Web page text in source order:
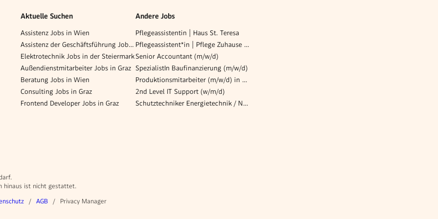
Aktuelle Suchen
Assistenz Jobs in Wien
Assistenz der Geschäftsführung Jobs in Wien
Elektrotechnik Jobs in der Steiermark
Außendienstmitarbeiter Jobs in Graz
Beratung Jobs in Wien
Consulting Jobs in Graz
Frontend Developer Jobs in Graz
Andere Jobs
Pflegeassistentin | Haus St. Teresa
Pflegeassistent*in | Pflege Zuhause Korneuburg
Senior Accountant (m/w/d)
SpezialistIn Baufinanzierung (m/w/d)
Produktionsmitarbeiter (m/w/d) in der Halbleiterindustrie
2nd Level IT Support (w/m/d)
Schutztechniker Energietechnik / Netzschutz (w/m/d)
hinaus ist nicht gestattet.
AGB Privacy Manager